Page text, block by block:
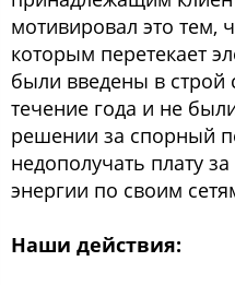
мотивировал это тем,
которым перетекает
были введены в строй
течение года и не
решении за спорный
недополучать плату
энергии по своим
Наши действия: